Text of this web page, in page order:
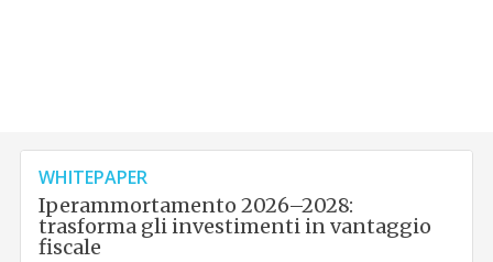
WHITEPAPER
Iperammortamento 2026–2028:
trasforma gli investimenti in vantaggio
fiscale